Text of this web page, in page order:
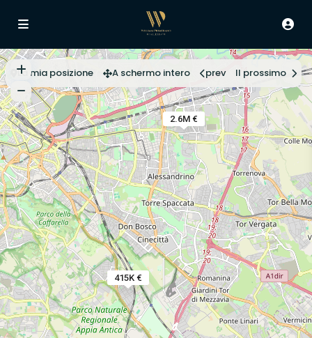
415K €
2.6M €
La mia posizione A schermo intero prev Il prossimo